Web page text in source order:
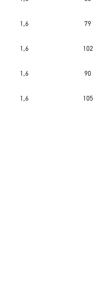
1,6 79
1,6 102
1,6 90
1,6 105